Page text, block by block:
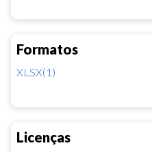
Formatos
XLSX(1)
Licenças